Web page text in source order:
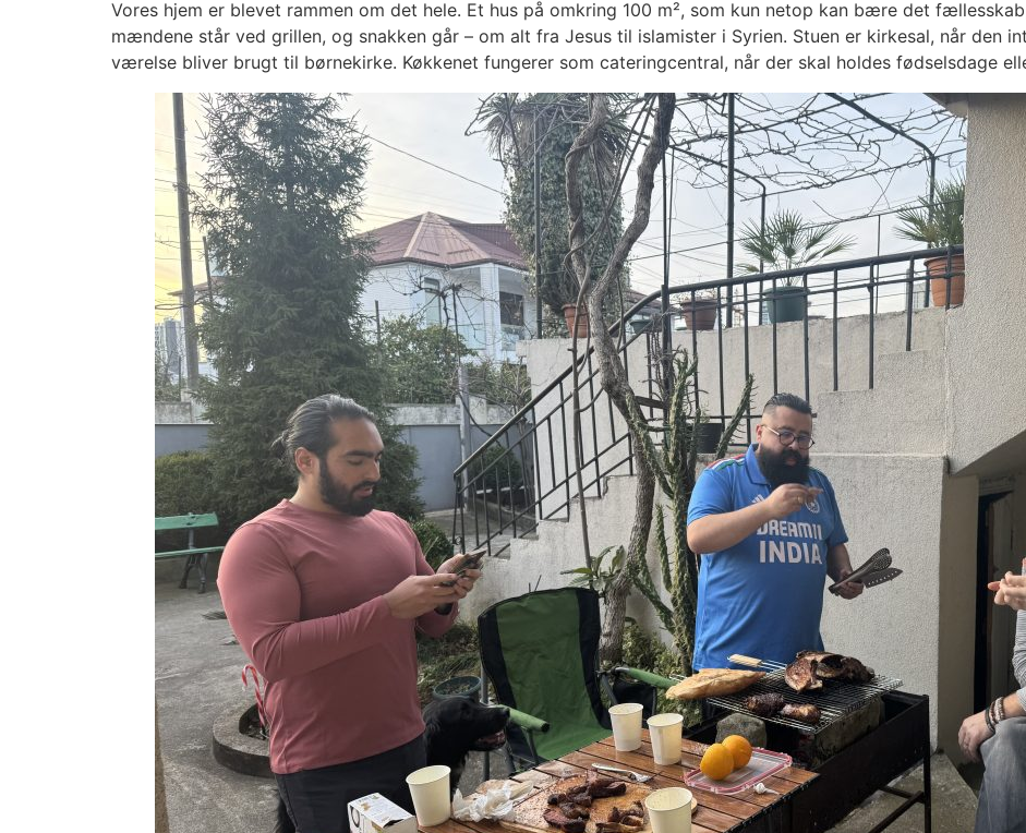
Vores hjem er blevet rammen om det hele. Et hus på omkring 100 m², som kun netop kan bære det
mændene står ved grillen, og snakken går – om alt fra Jesus til islamister i Syrien. Stuen er kirkesal, når den
værelse bliver brugt til børnekirke. Køkkenet fungerer som cateringcentral, når der skal holdes fødselsdage